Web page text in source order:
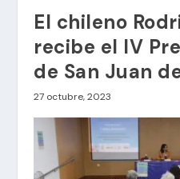
El chileno
recibe el IV
de San Juan
27 octubre, 2023